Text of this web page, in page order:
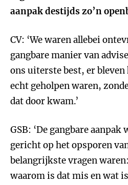
aanpak destijds zo’n
CV: ‘We waren allebei
gangbare manier van
ons uiterste best, er
echt geholpen waren,
dat door kwam.’
GSB: ‘De gangbare
gericht op het opsporen van
belangrijkste vragen
waarom is dat mis en wat